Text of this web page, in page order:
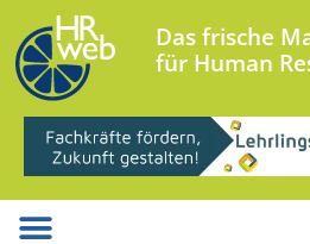
Das frische
für Human